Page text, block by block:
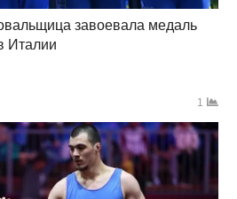
завоевала медаль
Италии
1